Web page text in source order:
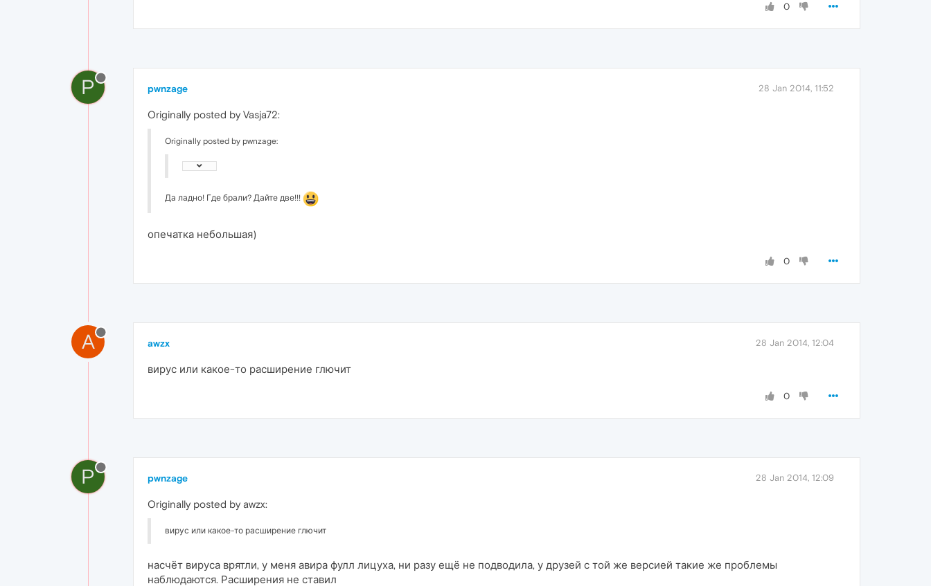
0
P pwnzage 28 Jan 2014, 11:52
Originally posted by Vasja72:
Originally posted by pwnzage:
Да ладно! Где брали? Дайте две!!!
опечатка небольшая)
0
A awzx 28 Jan 2014, 12:04
вирус или какое-то расширение глючит
0
P pwnzage 28 Jan 2014, 12:09
Originally posted by awzx:
вирус или какое-то расширение глючит
насчёт вируса врятли, у меня авира фулл лицуха, ни разу ещё не подводила, у друзей с той же версией такие же проблемы
наблюдаются. Расширения не ставил